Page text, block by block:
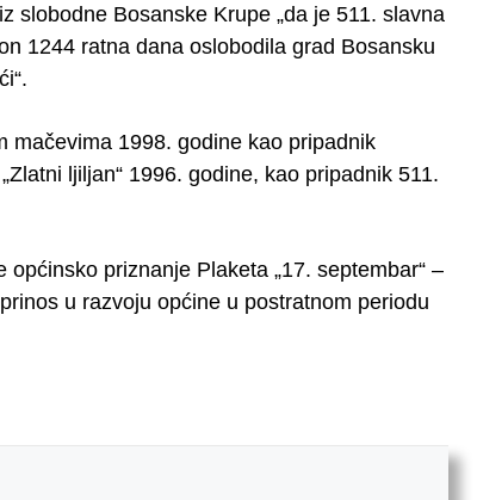
slobodne Bosanske Krupe „da je 511. slavna
1244 ratna dana oslobodila grad Bosansku
mačevima 1998. godine kao pripadnik
ljiljan“ 1996. godine, kao pripadnik 511.
priznanje Plaketa „17. septembar“ –
u razvoju općine u postratnom periodu